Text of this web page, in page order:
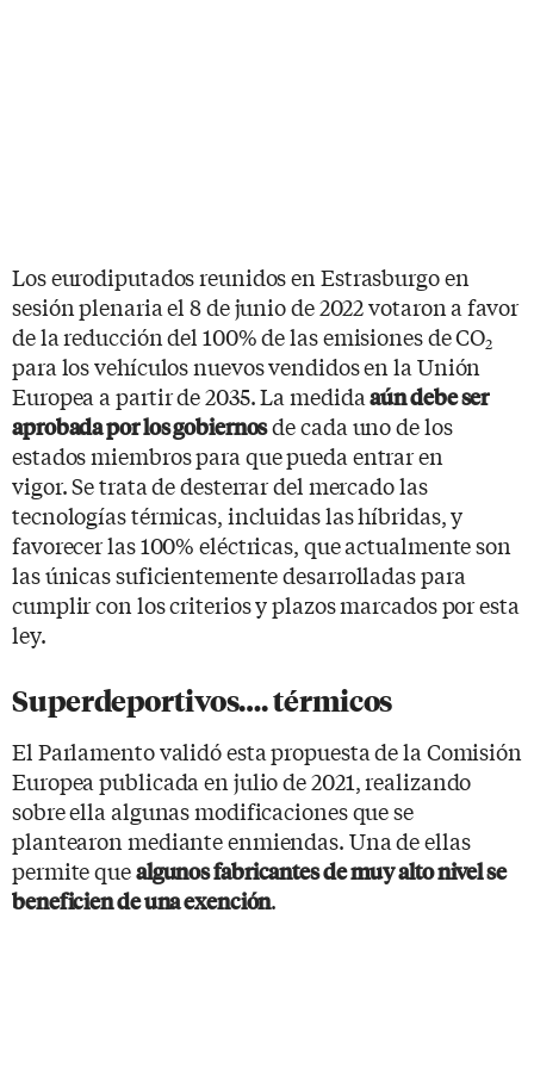
Los eurodiputados reunidos en Estrasburgo en
sesión plenaria el 8 de junio de 2022 votaron a favor
de la reducción del 100% de las emisiones de CO2
para los vehículos nuevos vendidos en la Unión
Europea a partir de 2035. La medidaaún debe ser
aprobada por los gobiernosde cada uno de los
estados miembros para que pueda entrar en
vigor. Se trata de desterrar del mercado las
tecnologías térmicas, incluidas las híbridas, y
favorecer las 100% eléctricas, que actualmente son
las únicas suficientemente desarrolladas para
cumplir con los criterios y plazos marcados por esta
ley.
Superdeportivos…. térmicos
El Parlamento validó esta propuesta de la Comisión
Europea publicada en julio de 2021, realizando
sobre ella algunas modificaciones que se
plantearon mediante enmiendas. Una de ellas
permite quealgunos fabricantes de muy alto nivel se
beneficien de una exención.